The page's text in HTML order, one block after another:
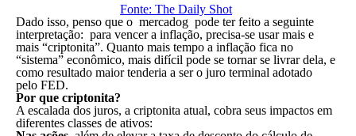
Fonte: The Daily Shot
Dado isso, penso que o mercadog pode ter feito a seguinte
interpretação: para vencer a inflação, precisa-se usar mais e
mais “criptonita”. Quanto mais tempo a inflação fica no
“sistema” econômico, mais difícil pode se tornar se livrar dela, e
como resultado maior tenderia a ser o juro terminal adotado
pelo FED.
Por que criptonita?
A escalada dos juros, a criptonita atual, cobra seus impactos em
diferentes classes de ativos: